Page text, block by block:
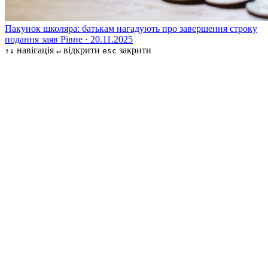
Пакунок школяра: батькам нагадують про завершення строку
подання заяв Рівне · 20.11.2025
↑↓ навігація ↵ відкрити esc закрити